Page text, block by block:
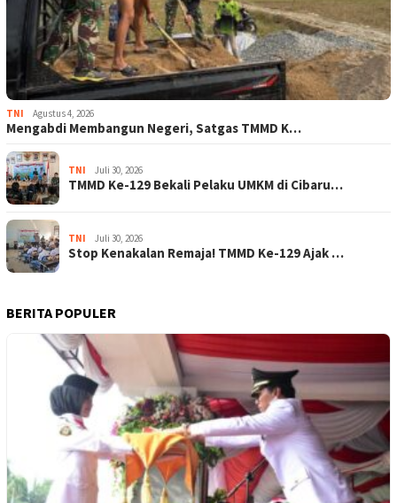
TNI Agustus 4, 2026
Mengabdi Membangun Negeri, Satgas TMMD K…
TNI Juli 30, 2026
TMMD Ke-129 Bekali Pelaku UMKM di Cibaru…
TNI Juli 30, 2026
Stop Kenakalan Remaja! TMMD Ke-129 Ajak …
BERITA POPULER